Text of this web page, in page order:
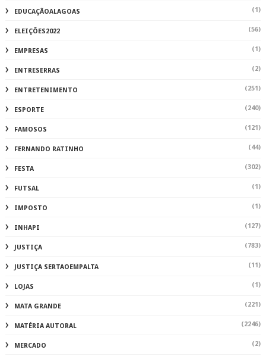
EDUCAÇÃOALAGOAS (1)
ELEIÇÕES2022 (56)
EMPRESAS (1)
ENTRESERRAS (2)
ENTRETENIMENTO (251)
ESPORTE (240)
FAMOSOS (121)
FERNANDO RATINHO (44)
FESTA (302)
FUTSAL (1)
IMPOSTO (1)
INHAPI (127)
JUSTIÇA (783)
JUSTIÇA SERTAOEMPALTA (11)
LOJAS (1)
MATA GRANDE (221)
MATÉRIA AUTORAL (2246)
MERCADO (2)